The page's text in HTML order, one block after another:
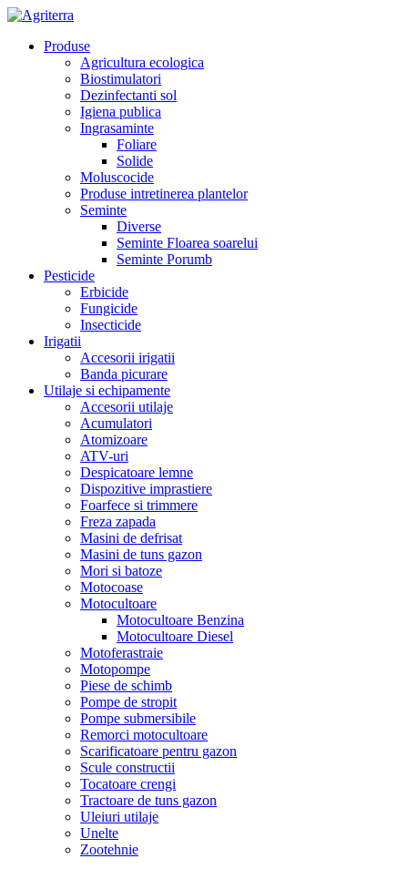
Produse
Agricultura ecologica
Biostimulatori
Dezinfectanti sol
Igiena publica
Ingrasaminte
Foliare
Solide
Moluscocide
Produse intretinerea plantelor
Seminte
Diverse
Seminte Floarea soarelui
Seminte Porumb
Pesticide
Erbicide
Fungicide
Insecticide
Irigatii
Accesorii irigatii
Banda picurare
Utilaje si echipamente
Accesorii utilaje
Acumulatori
Atomizoare
ATV-uri
Despicatoare lemne
Dispozitive imprastiere
Foarfece si trimmere
Freza zapada
Masini de defrisat
Masini de tuns gazon
Mori si batoze
Motocoase
Motocultoare
Motocultoare Benzina
Motocultoare Diesel
Motoferastraie
Motopompe
Piese de schimb
Pompe de stropit
Pompe submersibile
Remorci motocultoare
Scarificatoare pentru gazon
Scule constructii
Tocatoare crengi
Tractoare de tuns gazon
Uleiuri utilaje
Unelte
Zootehnie